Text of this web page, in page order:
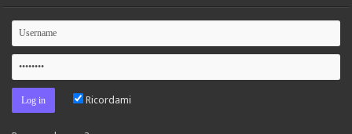
Ricordami